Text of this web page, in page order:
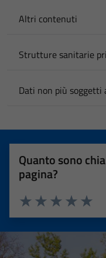
Altri contenuti
Strutture sanitarie
Dati non più soggetti
Quanto sono
pagina?
Valuta 4
Valuta 3
Valuta 2 stelle su
Valuta 1 stelle su 5